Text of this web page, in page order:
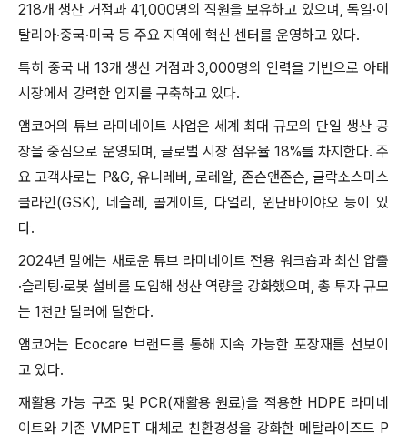
218개 생산 거점과 41,000명의 직원을 보유하고 있으며, 독일·이
탈리아·중국·미국 등 주요 지역에 혁신 센터를 운영하고 있다.
특히 중국 내 13개 생산 거점과 3,000명의 인력을 기반으로 아태
시장에서 강력한 입지를 구축하고 있다.
앰코어의 튜브 라미네이트 사업은 세계 최대 규모의 단일 생산 공
장을 중심으로 운영되며, 글로벌 시장 점유율 18%를 차지한다. 주
요 고객사로는 P&G, 유니레버, 로레알, 존슨앤존슨, 글락소스미스
클라인(GSK), 네슬레, 콜게이트, 다얼리, 윈난바이야오 등이 있
다.
2024년 말에는 새로운 튜브 라미네이트 전용 워크숍과 최신 압출
·슬리팅·로봇 설비를 도입해 생산 역량을 강화했으며, 총 투자 규모
는 1천만 달러에 달한다.
앰코어는 Ecocare 브랜드를 통해 지속 가능한 포장재를 선보이
고 있다.
재활용 가능 구조 및 PCR(재활용 원료)을 적용한 HDPE 라미네
이트와 기존 VMPET 대체로 친환경성을 강화한 메탈라이즈드 P